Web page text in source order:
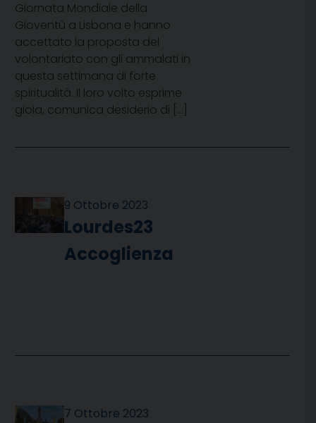
Giornata Mondiale della
Gioventù a Lisbona e hanno
accettato la proposta del
volontariato con gli ammalati in
questa settimana di forte
spiritualità. Il loro volto esprime
gioia, comunica desiderio di […]
9 Ottobre 2023
Lourdes23
Accoglienza
7 Ottobre 2023